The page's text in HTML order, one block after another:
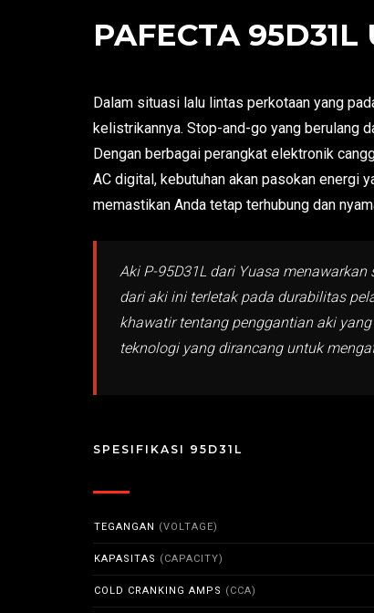
PAFECTA
Dalam situasi lalu lintas perkotaan yang
kelistrikannya. Stop-and-go yang berulang
Dengan berbagai perangkat elektronik
AC digital, kebutuhan akan pasokan energi
memastikan Anda tetap terhubung dan
Aki P-95D31L dari Yuasa
dari aki ini terletak pada durabilitas
khawatir tentang penggantian aki
teknologi yang dirancang untuk
SPESIFIKASI 95D31L
TEGANGAN (VOLTAGE)
KAPASITAS (CAPACITY)
COLD CRANKING AMPS (CCA)